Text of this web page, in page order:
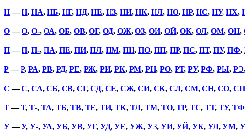
Н—Н, НА, НБ, НГ, НД, НЕ, НЗ, НИ, НК, НЛ, НО, НР, НС, НУ, НХ,
О—О, О-, ОА, ОБ, ОВ, ОГ, ОД, ОЖ, ОЗ, ОИ, ОЙ, ОК, ОЛ, ОМ, ОН,
П—П, П-, ПА, ПЕ, ПИ, ПЛ, ПМ, ПН, ПО, ПП, ПР, ПС, ПТ, ПУ, ПФ,
Р—Р, РА, РВ, РД, РЕ, РЖ, РИ, РК, РМ, РН, РО, РТ, РУ, РФ, РЫ, РЭ,
С —С, СА, СБ, СВ, СГ, СД, СЕ, СЖ, СИ, СК, СЛ, СМ, СН, СО, СП
Т—Т, Т-, ТА, ТБ, ТВ, ТЕ, ТИ, ТК, ТЛ, ТМ, ТО, ТР, ТС, ТТ, ТУ, ТФ
У—У, У-, УА, УБ, УВ, УГ, УД, УЕ, УЖ, УЗ, УИ, УЙ, УК, УЛ, УМ,